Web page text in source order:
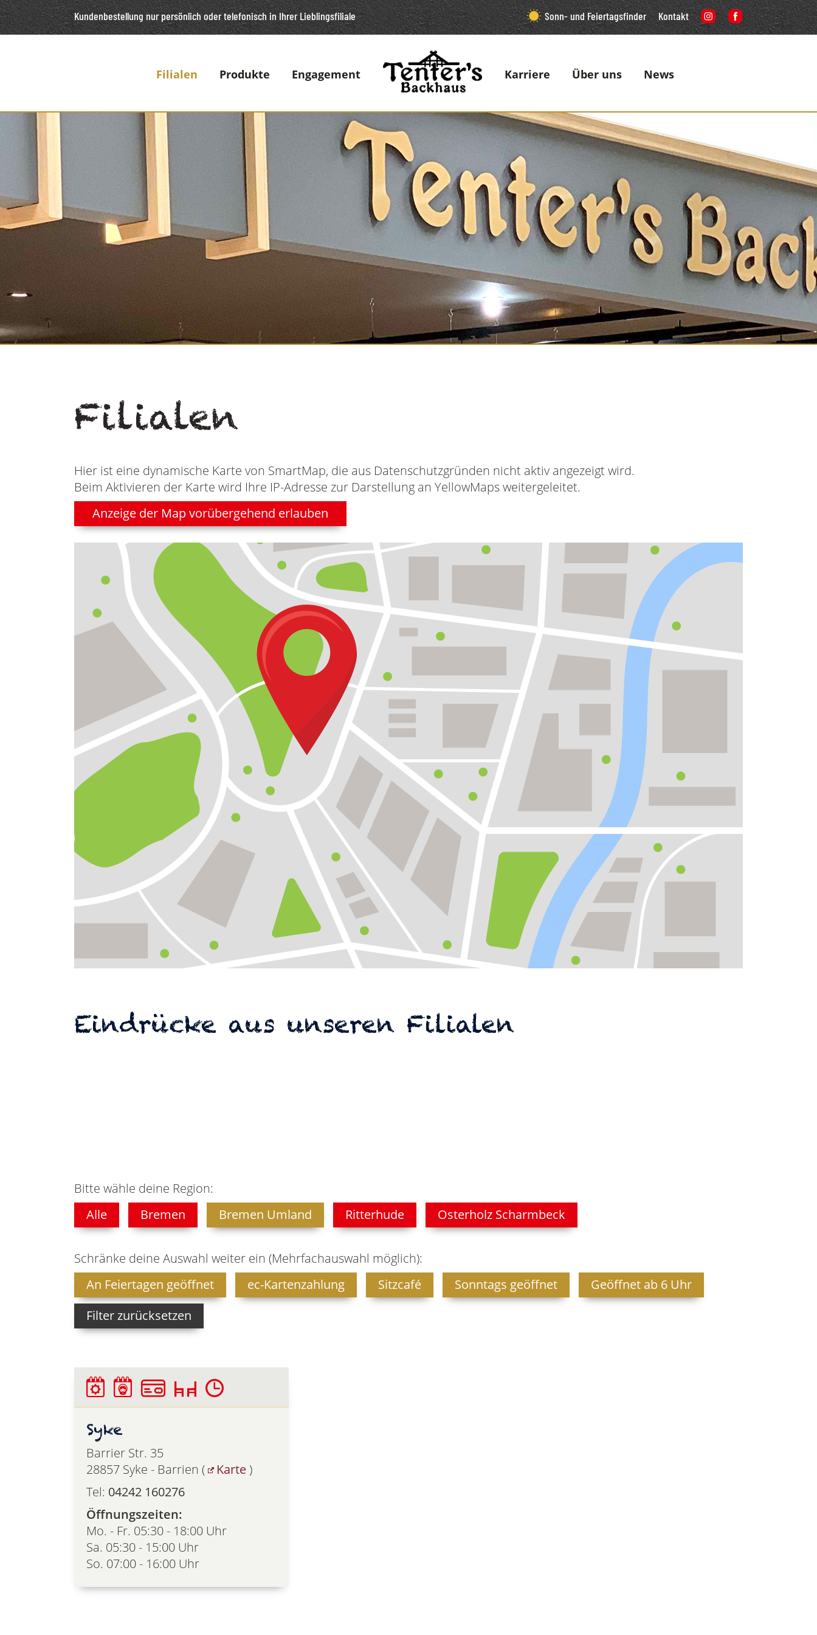
Kundenbestellung nur persönlich oder telefonisch in Ihrer Lieblingsfiliale Sonn- und Feiertagsfinder Kontakt
Filialen Produkte Engagement Karriere Über uns News
Filialen
Hier ist eine dynamische Karte von SmartMap, die aus Datenschutzgründen nicht aktiv angezeigt wird.
Beim Aktivieren der Karte wird Ihre IP-Adresse zur Darstellung an YellowMaps weitergeleitet.
Anzeige der Map vorübergehend erlauben
Eindrücke aus unseren Filialen
Bitte wähle deine Region:
Alle
Bremen Bremen Umland Ritterhude Osterholz Scharmbeck
Schränke deine Auswahl weiter ein (Mehrfachauswahl möglich):
An Feiertagen geöffnet
ec-Kartenzahlung Sitzcafé Sonntags geöffnet
Geöffnet ab 6 Uhr
Filter zurücksetzen
Syke
Barrier Str. 35
28857 Syke - Barrien (
Karte )
Tel: 04242 160276
Öffnungszeiten:
Mo. - Fr. 05:30 - 18:00 Uhr
Sa. 05:30 - 15:00 Uhr
So. 07:00 - 16:00 Uhr